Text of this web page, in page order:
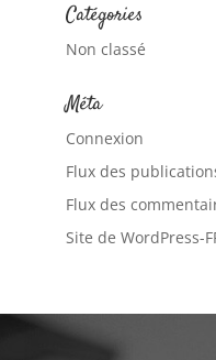
Catégories
Non classé
Méta
Connexion
Flux des
Flux des
Site de WordPress-